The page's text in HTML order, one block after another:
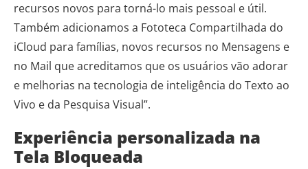
recursos novos para torná-lo mais pessoal e útil.
Também adicionamos a Fototeca Compartilhada do
iCloud para famílias, novos recursos no Mensagens e
no Mail que acreditamos que os usuários vão adorar
e melhorias na tecnologia de inteligência do Texto ao
Vivo e da Pesquisa Visual”.
Experiência personalizada na
Tela Bloqueada